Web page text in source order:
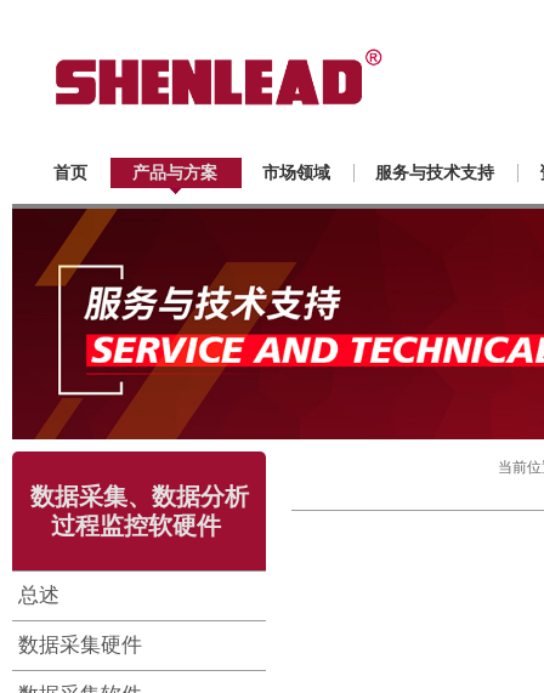
首页 产品与方案 市场领域 服务与技术支持
数据采集、数据分析
过程监控软硬件
总述
数据采集硬件
当前